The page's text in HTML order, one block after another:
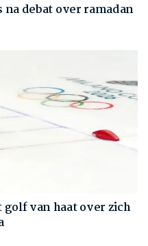
debat over ramadan
van haat over zich